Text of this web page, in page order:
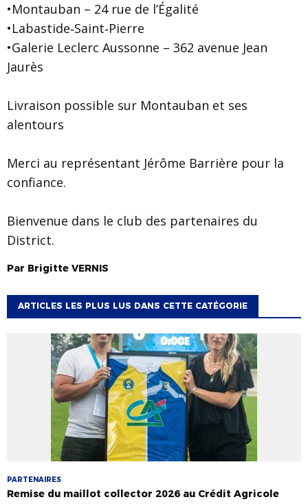
•Montauban – 24 rue de l’Égalité
•Labastide‑Saint‑Pierre
•Galerie Leclerc Aussonne – 362 avenue Jean
Jaurès
Livraison possible sur Montauban et ses
alentours
Merci au représentant Jérôme Barrière pour la
confiance.
Bienvenue dans le club des partenaires du
District.
Par Brigitte VERNIS
ARTICLES LES PLUS LUS DANS CETTE CATÉGORIE
PARTENAIRES
Remise du maillot collector 2026 au Crédit Agricole